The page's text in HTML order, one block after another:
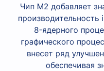
Чип M2 добавляет
производительность
8-ядерного
графического
внесет ряд
обеспечивая